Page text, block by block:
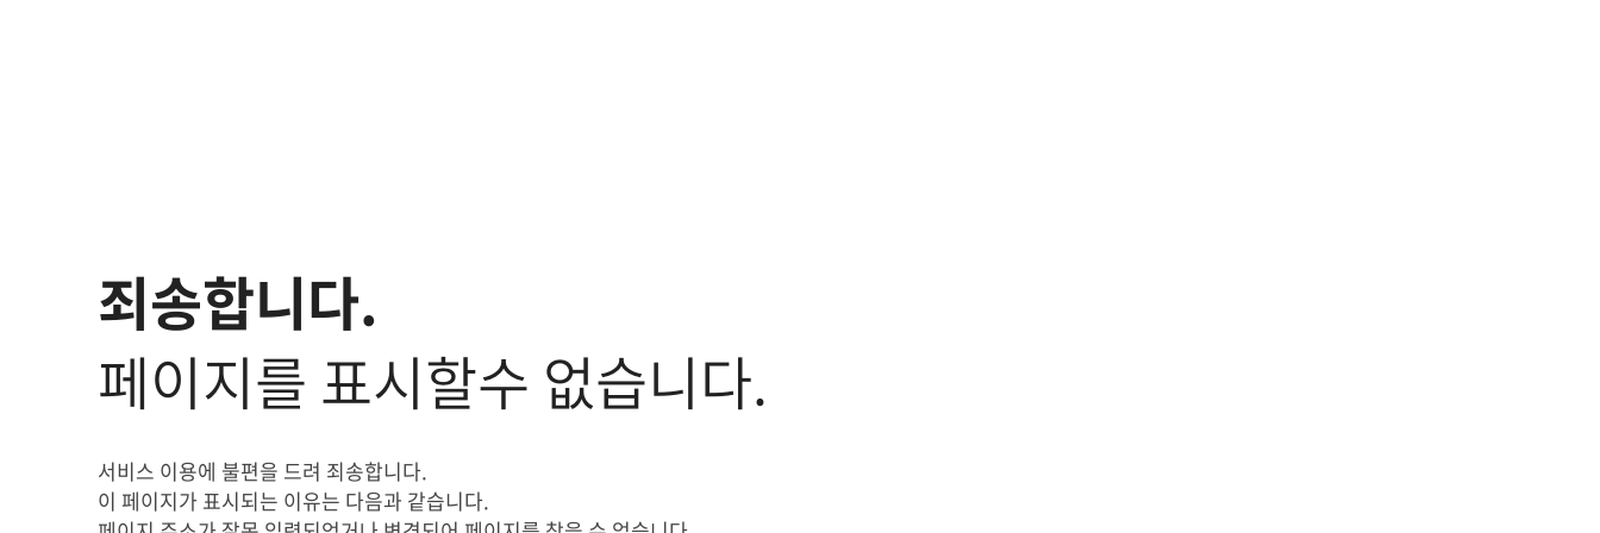
죄송합니다.
페이지를 표시할수 없습니다.
서비스 이용에 불편을 드려 죄송합니다.
이 페이지가 표시되는 이유는 다음과 같습니다.